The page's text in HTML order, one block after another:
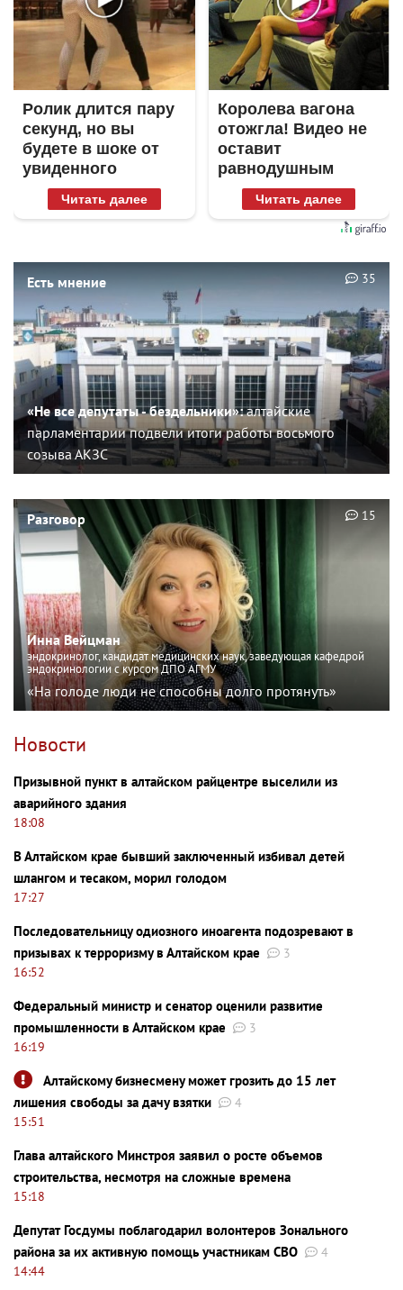
Ролик длится пару
секунд, но вы
будете в шоке от
увиденного
Читать далее
Королева вагона
отожгла! Видео не
оставит
равнодушным
Читать далее
Есть мнение
«Не все депутаты - бездельники»:алтайские
парламентарии подвели итоги работы восьмого
созыва АКЗС
35
Разговор
Инна Вейцман
эндокринолог, кандидат медицинских наук, заведующая кафедрой
эндокринологии с курсом ДПО АГМУ
«На голоде люди не способны долго протянуть»
15
Новости
Призывной пункт в алтайском райцентре выселили из
аварийного здания
18:08
В Алтайском крае бывший заключенный избивал детей
шлангом и тесаком, морил голодом
17:27
Последовательницу одиозного иноагента подозревают в
призывах к терроризму в Алтайском крае
3
16:52
Федеральный министр и сенатор оценили развитие
промышленности в Алтайском крае
3
16:19
Алтайскому бизнесмену может грозить до 15 лет
лишения свободы за дачу взятки
4
15:51
Глава алтайского Минстроя заявил о росте объемов
строительства, несмотря на сложные времена
15:18
Депутат Госдумы поблагодарил волонтеров Зонального
района за их активную помощь участникам СВО
4
14:44